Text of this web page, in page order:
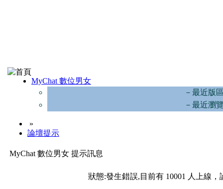
MyChat 數位男女
－最近版
－最近瀏
»
論壇提示
MyChat 數位男女 提示訊息
狀態:發生錯誤,目前有 10001 人上線